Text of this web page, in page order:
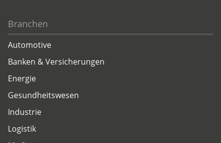
Branchen
Automotive
Banken & Versicherungen
Energie
Gesundheitswesen
Industrie
Logistik